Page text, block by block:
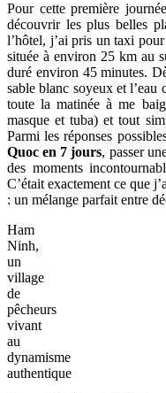
Pour cette première
découvrir les plus belles
l’hôtel, j’ai pris un taxi
située à environ 25 km au
duré environ 45 minutes.
sable blanc soyeux et l’eau
toute la matinée à me
masque et tuba) et tout
Parmi les réponses
Quoc en 7 jours, passer
des moments
C’était exactement ce que
: un mélange parfait entre
Ham
Ninh,
un
village
de
pêcheurs
vivant
au
dynamisme
authentique